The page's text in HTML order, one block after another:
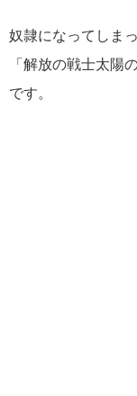
奴隷になってしま
「解放の戦士太陽
です。